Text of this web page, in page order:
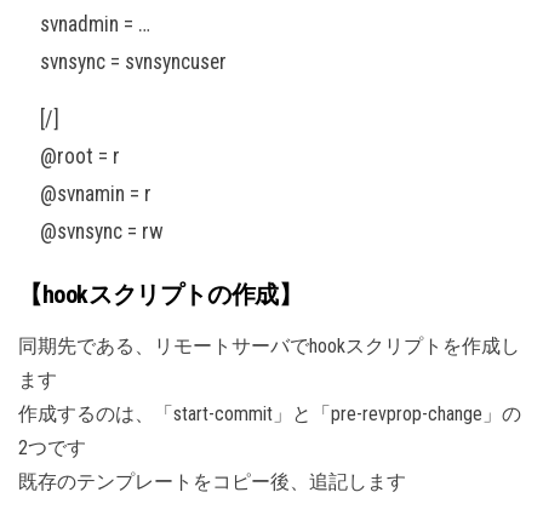
svnadmin = …
svnsync = svnsyncuser
[/]
@root = r
@svnamin = r
@svnsync = rw
【hookスクリプトの作成】
同期先である、リモートサーバでhookスクリプトを作成し
ます
作成するのは、「start-commit」と「pre-revprop-change」の
2つです
既存のテンプレートをコピー後、追記します